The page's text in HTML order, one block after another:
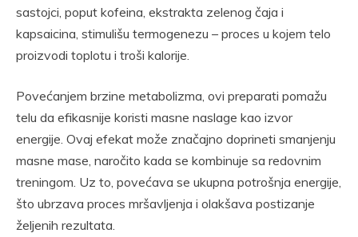
sastojci, poput kofeina, ekstrakta zelenog čaja i
kapsaicina, stimulišu termogenezu – proces u kojem telo
proizvodi toplotu i troši kalorije.
Povećanjem brzine metabolizma, ovi preparati pomažu
telu da efikasnije koristi masne naslage kao izvor
energije. Ovaj efekat može značajno doprineti smanjenju
masne mase, naročito kada se kombinuje sa redovnim
treningom. Uz to, povećava se ukupna potrošnja energije,
što ubrzava proces mršavljenja i olakšava postizanje
željenih rezultata.